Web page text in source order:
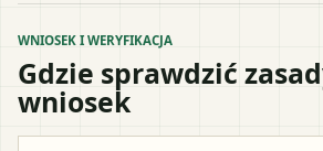
WNIOSEK I WERYFIKACJA
Gdzie sprawdzić
wniosek